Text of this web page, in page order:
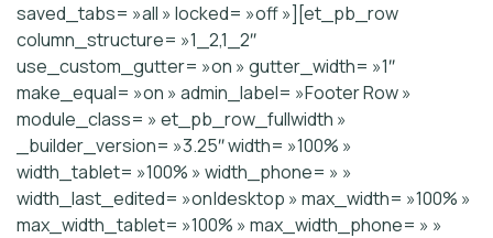
saved_tabs= »all » locked= »off »][et_pb_row
column_structure= »1_2,1_2″
use_custom_gutter= »on » gutter_width= »1″
make_equal= »on » admin_label= »Footer Row »
module_class= » et_pb_row_fullwidth »
_builder_version= »3.25″ width= »100% »
width_tablet= »100% » width_phone= » »
width_last_edited= »on|desktop » max_width= »100% »
max_width_tablet= »100% » max_width_phone= » »